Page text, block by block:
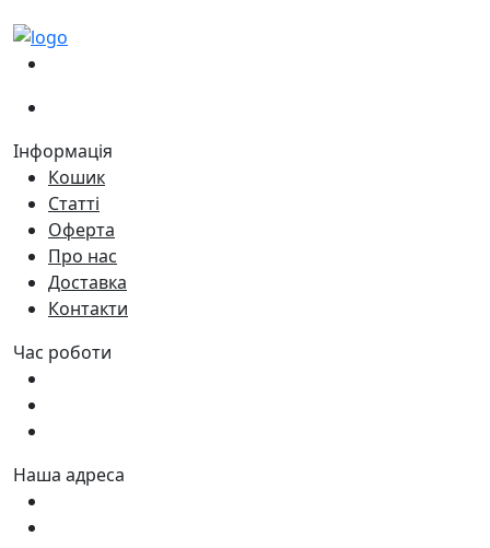
Інформація
Кошик
Статті
Оферта
Про нас
Доставка
Контакти
Час роботи
Наша адреса